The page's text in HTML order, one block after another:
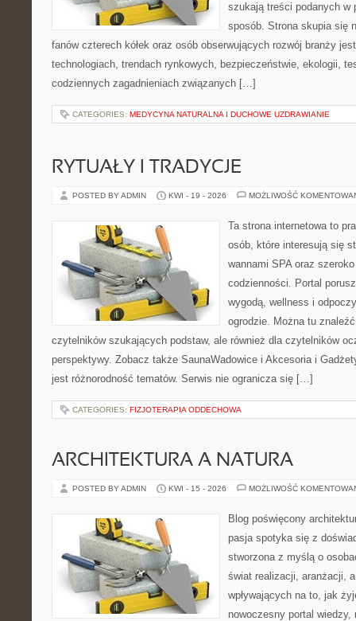
szukają treści podanych w
sposób. Strona skupia się
fanów czterech kółek oraz osób obserwujących rozwój branży
technologiach, trendach rynkowych, bezpieczeństwie, ekologii,
codziennych zagadnieniach związanych […]
CATEGORIES: MEDYCYNA NATURALNA I DUCHOWE UZDRAWIANIE
RYTUAŁY I TRADYCJE
POSTED BY ADMIN KWI - 19 - 2026 MOŻLIWOŚĆ
Ta strona internetowa to
osób, które interesują się
wannami SPA oraz
codzienności. Portal
wygodą, wellness i
ogrodzie. Można tu
czytelników szukających podstaw, ale również dla czytelników
perspektywy. Zobacz także SaunaWadowice i Akcesoria i
jest różnorodność tematów. Serwis nie ogranicza się […]
CATEGORIES: FIZJOTERAPIA ODDECHOWA
ARCHITEKTURA A NATURA
POSTED BY ADMIN KWI - 15 - 2026 MOŻLIWOŚĆ
Blog poświęcony
pasja spotyka się z
stworzona z myślą o
świat realizacji, aranżacji,
wpływających na to, jak
nowoczesny portal